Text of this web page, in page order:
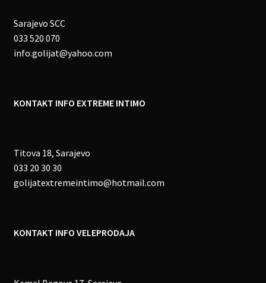
Sarajevo SCC
033 520 070
info.golijat@yahoo.com
KONTAKT INFO EXTREME INTIMO
Titova 18, Sarajevo
033 20 30 30
golijatextremeintimo@hotmail.com
KONTAKT INFO VELEPRODAJA